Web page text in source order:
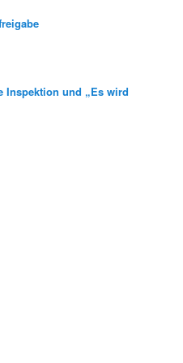
Inspektion und „Es wird